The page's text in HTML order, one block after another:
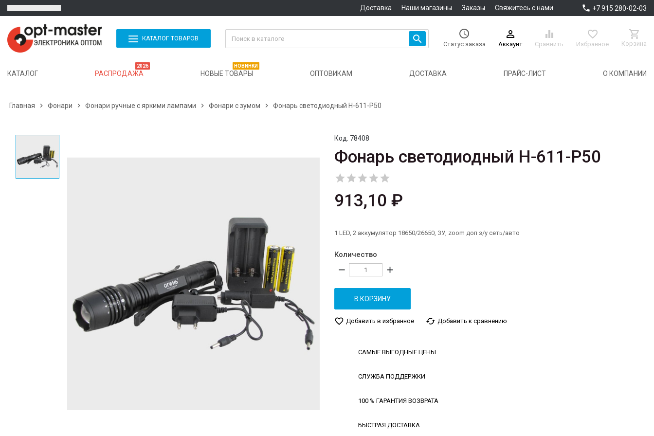
Доставка Наши магазины Заказы Свяжитесь с нами  +7 915 280-02-03
КАТАЛОГ ТОВАРОВ  
Статус заказа

Аккаунт

Сравнить

Избранное

Корзина
КАТАЛОГ РАСПРОДАЖА
2026
НОВЫЕ ТОВАРЫ
НОВИНКИ
ОПТОВИКАМ ДОСТАВКА ПРАЙС-ЛИСТ О КОМПАНИИ
Главная  Фонари  Фонари ручные с яркими лампами  Фонари с зумом  Фонарь светодиодный H-611-P50
Код: 78408
Фонарь светодиодный H-611-P50

913,10 ₽
1 LED, 2 аккумулятор 18650/26650, ЗУ, zoom доп з/у сеть/авто
Количество
remove add
В КОРЗИНУ
favorite_border Добавить в избранное cached Добавить к сравнению
САМЫЕ ВЫГОДНЫЕ ЦЕНЫ
СЛУЖБА ПОДДЕРЖКИ
100 % ГАРАНТИЯ ВОЗВРАТА
БЫСТРАЯ ДОСТАВКА